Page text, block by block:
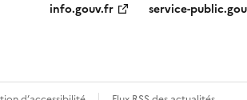
info.gouv.fr service-